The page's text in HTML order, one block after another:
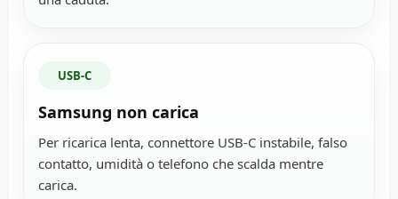
USB-C
Samsung non carica
Per ricarica lenta, connettore USB-C instabile, falso
contatto, umidità o telefono che scalda mentre
carica.